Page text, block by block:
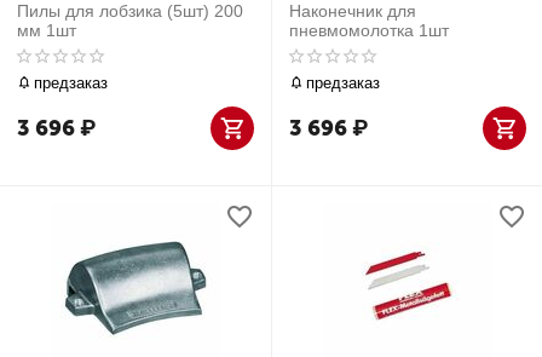
Пилы для лобзика (5шт) 200
мм 1шт
предзаказ
3 696₽
Наконечник для
пневмомолотка 1шт
предзаказ
3 696₽